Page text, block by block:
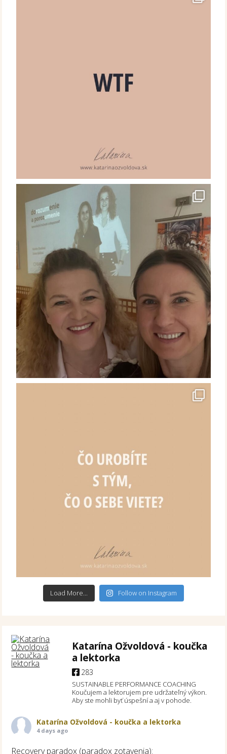
Load More... Follow on Instagram
Katarína Ožvoldová - koučka
a lektorka
283
SUSTAINABLE PERFORMANCE COACHING
Koučujem a lektorujem pre udržateľný výkon.
Aby ste mohli byť úspešní a aj v pohode.
Katarína Ožvoldová - koučka a lektorka
4 days ago
Recovery paradox (paradox zotavenia):